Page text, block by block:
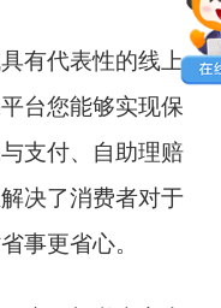
有代表性的线上
台您能够实现保
支付、自助理赔
决了消费者对于
事更省心。